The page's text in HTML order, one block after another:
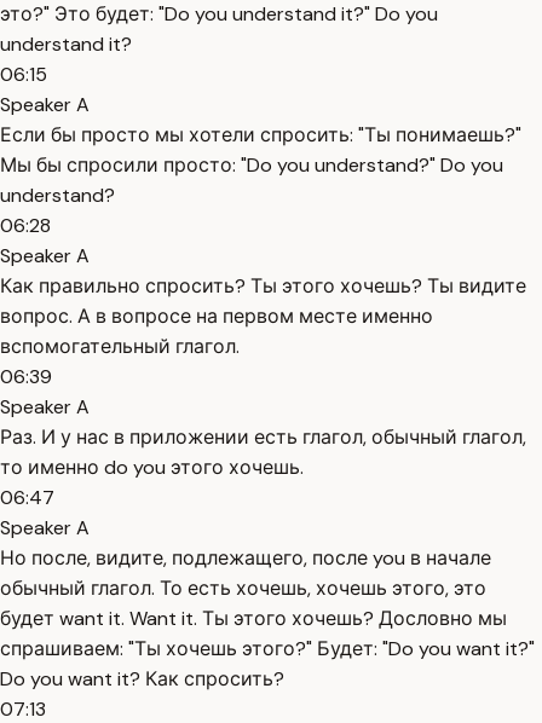
это?" Это будет: "Do you understand it?" Do you
understand it?
06:15
Speaker A
Если бы просто мы хотели спросить: "Ты понимаешь?"
Мы бы спросили просто: "Do you understand?" Do you
understand?
06:28
Speaker A
Как правильно спросить? Ты этого хочешь? Ты видите
вопрос. А в вопросе на первом месте именно
вспомогательный глагол.
06:39
Speaker A
Раз. И у нас в приложении есть глагол, обычный глагол,
то именно do you этого хочешь.
06:47
Speaker A
Но после, видите, подлежащего, после you в начале
обычный глагол. То есть хочешь, хочешь этого, это
будет want it. Want it. Ты этого хочешь? Дословно мы
спрашиваем: "Ты хочешь этого?" Будет: "Do you want it?"
Do you want it? Как спросить?
07:13